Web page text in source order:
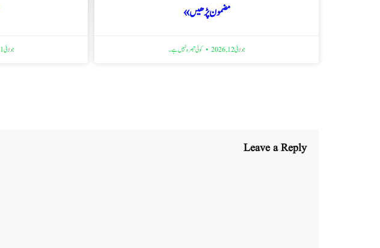
مضمون پڑھیں »
جولائی 12, 2026 کوئی تبصرہ نہیں ہے۔ جولائی 11, 2026
Leave a Reply